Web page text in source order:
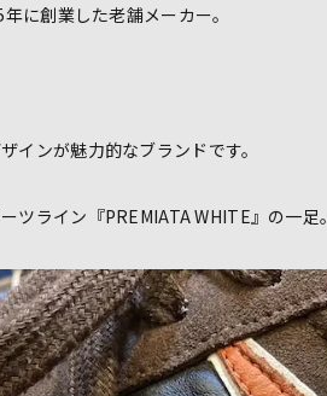
に創業した老舗メーカー。
インが魅力的なブランドです。
ツライン『PREMIATA WHITE』の一足。